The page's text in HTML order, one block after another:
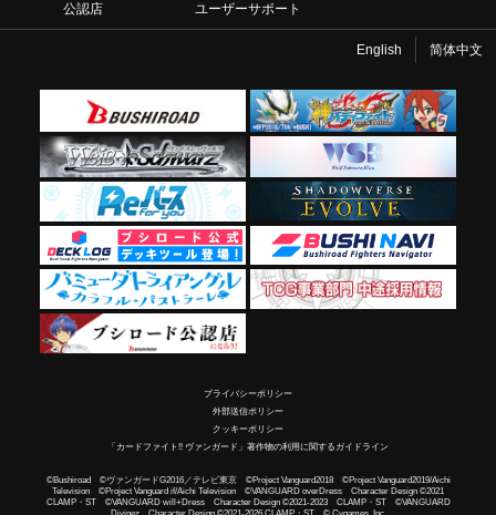
公認店
ユーザーサポート
English 简体中文
プライバシーポリシー
外部送信ポリシー
クッキーポリシー
「カードファイト!! ヴァンガード」著作物の利用に関するガイドライン
©Bushiroad ©ヴァンガードG2016／テレビ東京 ©Project Vanguard2018 ©Project Vanguard2019/Aichi
Television ©Project Vanguard if/Aichi Television ©VANGUARD overDress Character Design ©2021
CLAMP・ST ©VANGUARD will+Dress Character Design ©2021-2023 CLAMP・ST ©VANGUARD